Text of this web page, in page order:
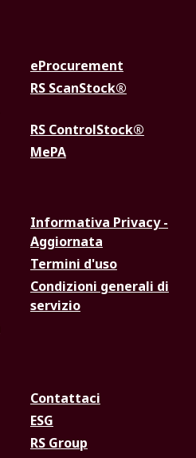
eProcurement
RS ScanStock®
RS ControlStock®
MePA
Informativa Privacy -
Aggiornata
Termini d'uso
Condizioni generali di
servizio
Contattaci
ESG
RS Group